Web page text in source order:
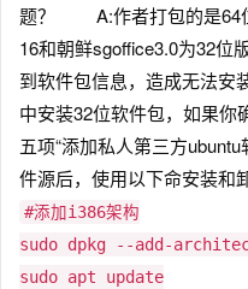
题？ A:作者打包的是64位
16和朝鲜sgoffice3.0为32位
到软件包信息，造成无法安
中安装32位软件包，如果你
五项“添加私人第三方
件源后，使用以下命安装和
#添加i386架构
sudo dpkg --add-
sudo apt update